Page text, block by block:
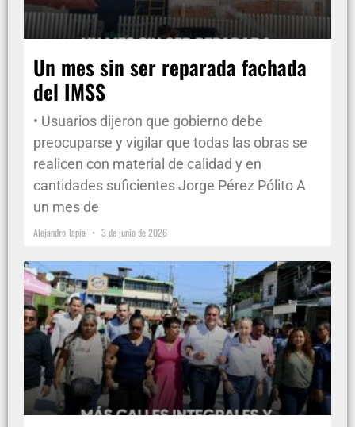
Un mes sin ser reparada fachada
del IMSS
• Usuarios dijeron que gobierno debe
preocuparse y vigilar que todas las obras se
realicen con material de calidad y en
cantidades suficientes Jorge Pérez Pólito A
un mes de
Alejandro Tapia 3 de junio de 2026